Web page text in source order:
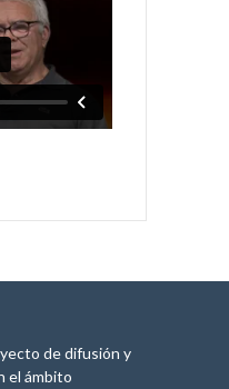
de difusión y
el ámbito